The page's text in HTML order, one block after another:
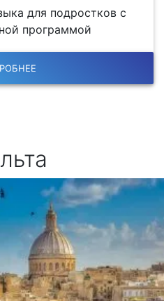
для подростков с
программой